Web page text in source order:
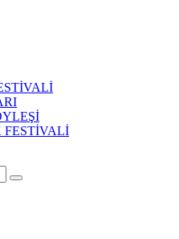
FESTİVALİ
Arama